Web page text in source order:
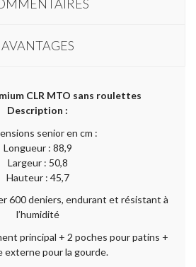
AVANTAGES
CLR MTO sans roulettes
Description :
senior en cm :
Longueur : 88,9
Largeur : 50,8
Hauteur : 45,7
600 deniers, endurant et résistant à
l’humidité
principal + 2 poches pour patins +
externe pour la gourde.